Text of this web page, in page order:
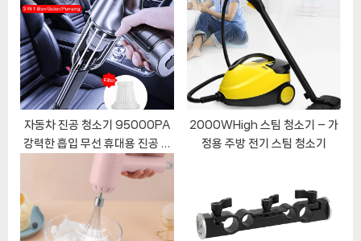
자동차 진공 청소기 95000PA
강력한 흡입 무선 휴대용 진공 청
소기 이중 사용 자동차 홈 데스크
톱용 미니 휴대용 청소
2000WHigh 스팀 청소기 – 가
정용 주방 전기 스팀 청소기